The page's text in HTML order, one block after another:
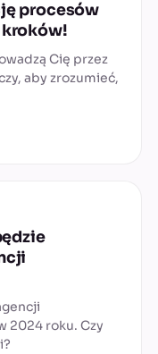
procesów
kroków!
Cię przez
aby zrozumieć,
2024 roku. Czy